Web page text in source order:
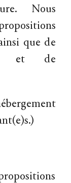
Nous
que de
et de